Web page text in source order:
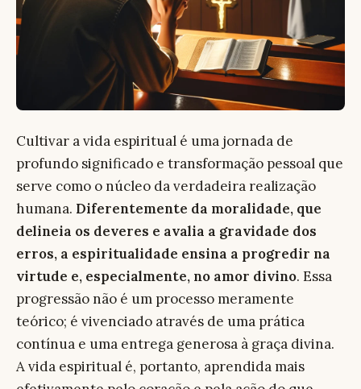
Cultivar a vida espiritual é uma jornada de
profundo significado e transformação pessoal que
serve como o núcleo da verdadeira realização
humana. Diferentemente da moralidade, que
delineia os deveres e avalia a gravidade dos
erros, a espiritualidade ensina a progredir na
virtude e, especialmente, no amor divino. Essa
progressão não é um processo meramente
teórico; é vivenciado através de uma prática
contínua e uma entrega generosa à graça divina.
A vida espiritual é, portanto, aprendida mais